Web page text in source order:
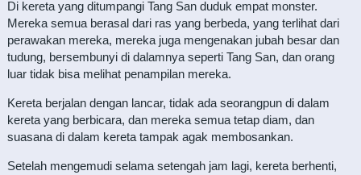
Di kereta yang ditumpangi Tang San duduk empat monster.
Mereka semua berasal dari ras yang berbeda, yang terlihat dari
perawakan mereka, mereka juga mengenakan jubah besar dan
tudung, bersembunyi di dalamnya seperti Tang San, dan orang
luar tidak bisa melihat penampilan mereka.
Kereta berjalan dengan lancar, tidak ada seorangpun di dalam
kereta yang berbicara, dan mereka semua tetap diam, dan
suasana di dalam kereta tampak agak membosankan.
Setelah mengemudi selama setengah jam lagi, kereta berhenti,